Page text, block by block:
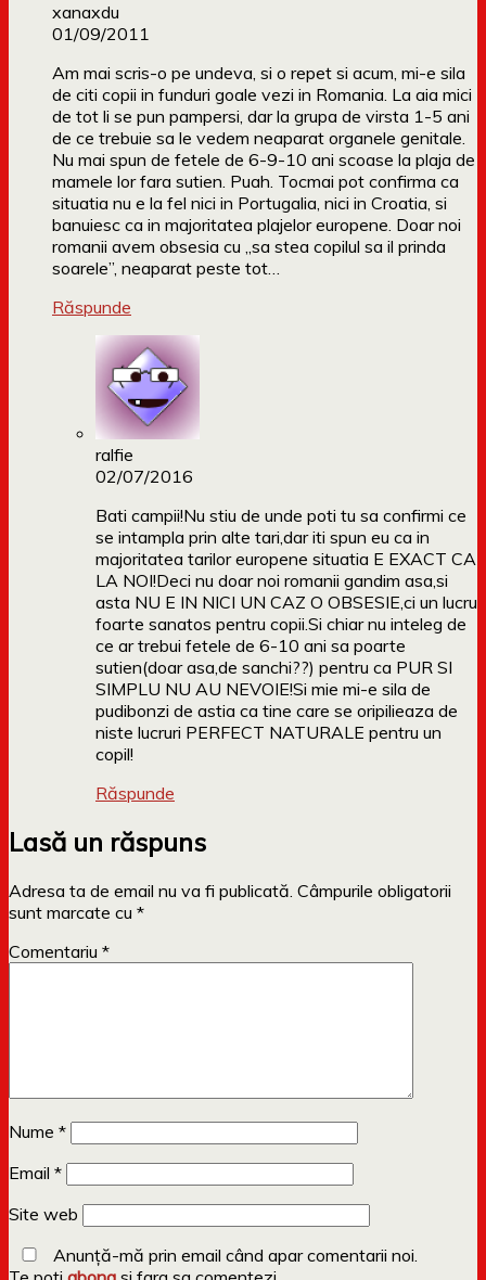
xanaxdu
01/09/2011
Am mai scris-o pe undeva, si o repet si acum, mi-e sila
de citi copii in funduri goale vezi in Romania. La aia mici
de tot li se pun pampersi, dar la grupa de virsta 1-5 ani
de ce trebuie sa le vedem neaparat organele genitale.
Nu mai spun de fetele de 6-9-10 ani scoase la plaja de
mamele lor fara sutien. Puah. Tocmai pot confirma ca
situatia nu e la fel nici in Portugalia, nici in Croatia, si
banuiesc ca in majoritatea plajelor europene. Doar noi
romanii avem obsesia cu „sa stea copilul sa il prinda
soarele”, neaparat peste tot…
Răspunde
ralfie
02/07/2016
Bati campii!Nu stiu de unde poti tu sa confirmi ce
se intampla prin alte tari,dar iti spun eu ca in
majoritatea tarilor europene situatia E EXACT CA
LA NOI!Deci nu doar noi romanii gandim asa,si
asta NU E IN NICI UN CAZ O OBSESIE,ci un lucru
foarte sanatos pentru copii.Si chiar nu inteleg de
ce ar trebui fetele de 6-10 ani sa poarte
sutien(doar asa,de sanchi??) pentru ca PUR SI
SIMPLU NU AU NEVOIE!Si mie mi-e sila de
pudibonzi de astia ca tine care se oripilieaza de
niste lucruri PERFECT NATURALE pentru un
copil!
Răspunde
Lasă un răspuns
Adresa ta de email nu va fi publicată. Câmpurile obligatorii
sunt marcate cu *
Comentariu *
Nume *
Email *
Site web
Anunță-mă prin email când apar comentarii noi.